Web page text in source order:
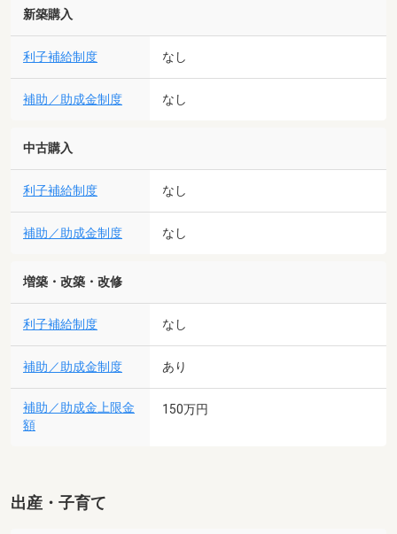
新築購入
利子補給制度 なし
補助／助成金制度 なし
中古購入
利子補給制度 なし
補助／助成金制度 なし
増築・改築・改修
利子補給制度 なし
補助／助成金制度 あり
補助／助成金上限金
額
150万円
出産・子育て